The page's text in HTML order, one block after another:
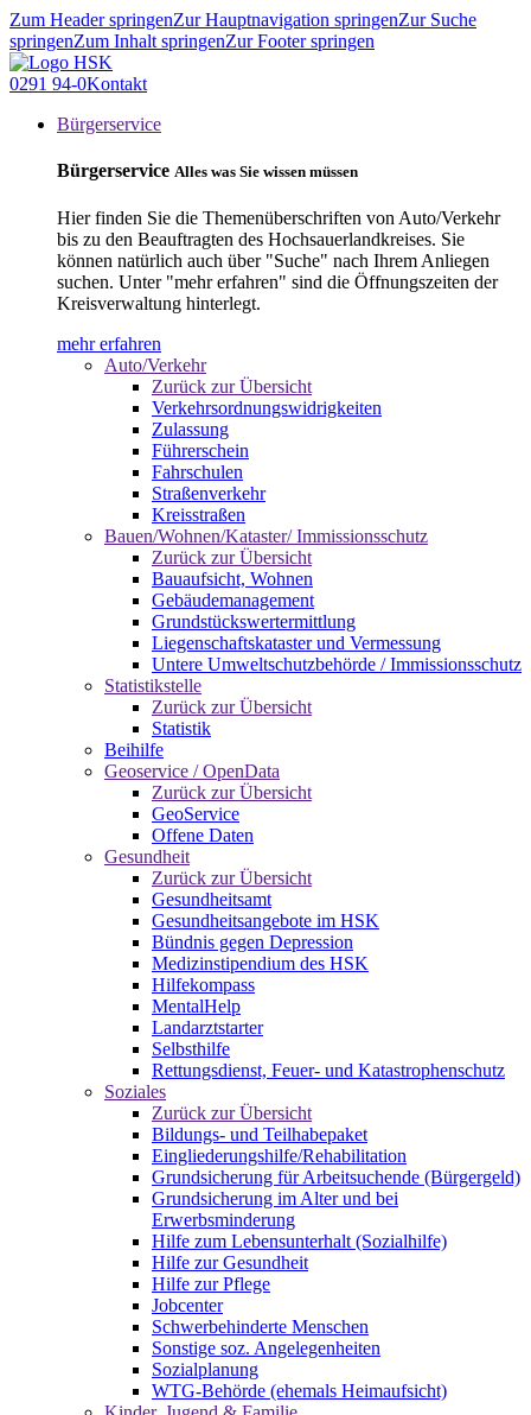
Zum Header springenZur Hauptnavigation springenZur Suche
springenZum Inhalt springenZur Footer springen
0291 94-0Kontakt
Bürgerservice
Bürgerservice Alles was Sie wissen müssen
Hier finden Sie die Themenüberschriften von Auto/Verkehr
bis zu den Beauftragten des Hochsauerlandkreises. Sie
können natürlich auch über "Suche" nach Ihrem Anliegen
suchen. Unter "mehr erfahren" sind die Öffnungszeiten der
Kreisverwaltung hinterlegt.
mehr erfahren
Auto/Verkehr
Zurück zur Übersicht
Verkehrsordnungswidrigkeiten
Zulassung
Führerschein
Fahrschulen
Straßenverkehr
Kreisstraßen
Bauen/Wohnen/Kataster/ Immissionsschutz
Zurück zur Übersicht
Bauaufsicht, Wohnen
Gebäudemanagement
Grundstückswertermittlung
Liegenschaftskataster und Vermessung
Untere Umweltschutzbehörde / Immissionsschutz
Statistikstelle
Zurück zur Übersicht
Statistik
Beihilfe
Geoservice / OpenData
Zurück zur Übersicht
GeoService
Offene Daten
Gesundheit
Zurück zur Übersicht
Gesundheitsamt
Gesundheitsangebote im HSK
Bündnis gegen Depression
Medizinstipendium des HSK
Hilfekompass
MentalHelp
Landarztstarter
Selbsthilfe
Rettungsdienst, Feuer- und Katastrophenschutz
Soziales
Zurück zur Übersicht
Bildungs- und Teilhabepaket
Eingliederungshilfe/Rehabilitation
Grundsicherung für Arbeitsuchende (Bürgergeld)
Grundsicherung im Alter und bei
Erwerbsminderung
Hilfe zum Lebensunterhalt (Sozialhilfe)
Hilfe zur Gesundheit
Hilfe zur Pflege
Jobcenter
Schwerbehinderte Menschen
Sonstige soz. Angelegenheiten
Sozialplanung
WTG-Behörde (ehemals Heimaufsicht)